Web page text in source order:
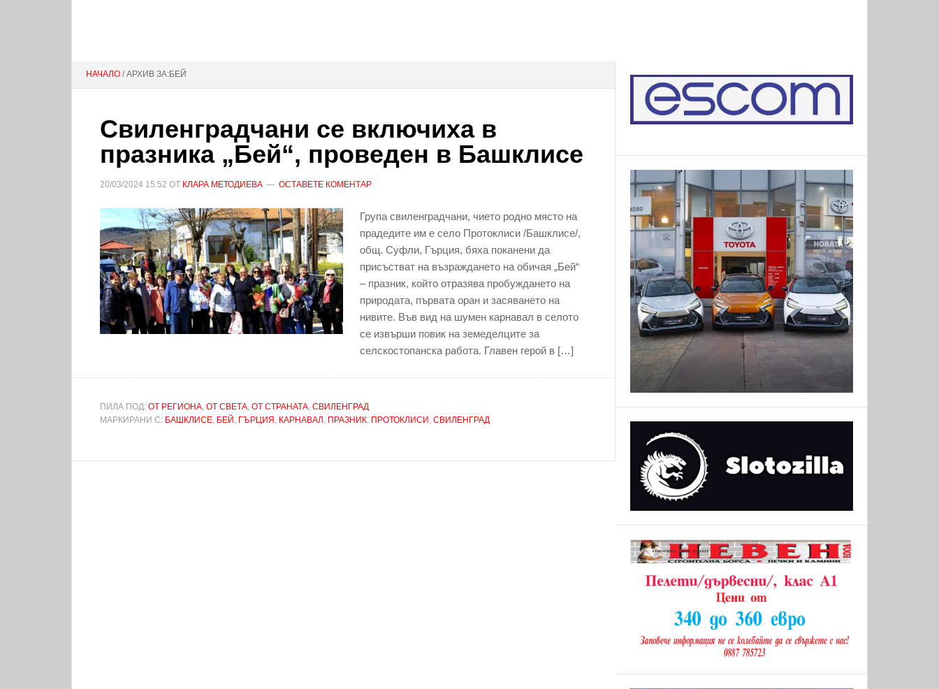
НАЧАЛО / АРХИВ ЗА:БЕЙ
Свиленградчани се включиха в
празника „Бей“, проведен в Башклисе
20/03/2024 15:52 ОТ КЛАРА МЕТОДИЕВА ОСТАВЕТЕ КОМЕНТАР
Група свиленградчани, чието родно място на
прадедите им е село Протоклиси /Башклисе/,
общ. Суфли, Гърция, бяха поканени да
присъстват на възраждането на обичая „Бей“
– празник, който отразява пробуждането на
природата, първата оран и засяването на
нивите. Във вид на шумен карнавал в селото
се извърши повик на земеделците за
селскостопанска работа. Главен герой в […]
ПИЛА ПОД: ОТ РЕГИОНА, ОТ СВЕТА, ОТ СТРАНАТА, СВИЛЕНГРАД
МАРКИРАНИ С: БАШКЛИСЕ, БЕЙ , ГЪРЦИЯ , КАРНАВАЛ , ПРАЗНИК, ПРОТОКЛИСИ , СВИЛЕНГРАД